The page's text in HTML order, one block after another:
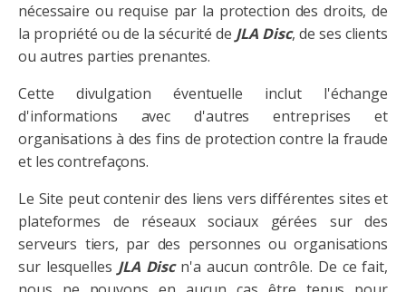
nécessaire ou requise par la protection des droits, de
la propriété ou de la sécurité de JLA Disc, de ses clients
ou autres parties prenantes.
Cette divulgation éventuelle inclut l'échange
d'informations avec d'autres entreprises et
organisations à des fins de protection contre la fraude
et les contrefaçons.
Le Site peut contenir des liens vers différentes sites et
plateformes de réseaux sociaux gérées sur des
serveurs tiers, par des personnes ou organisations
sur lesquelles JLA Disc n'a aucun contrôle. De ce fait,